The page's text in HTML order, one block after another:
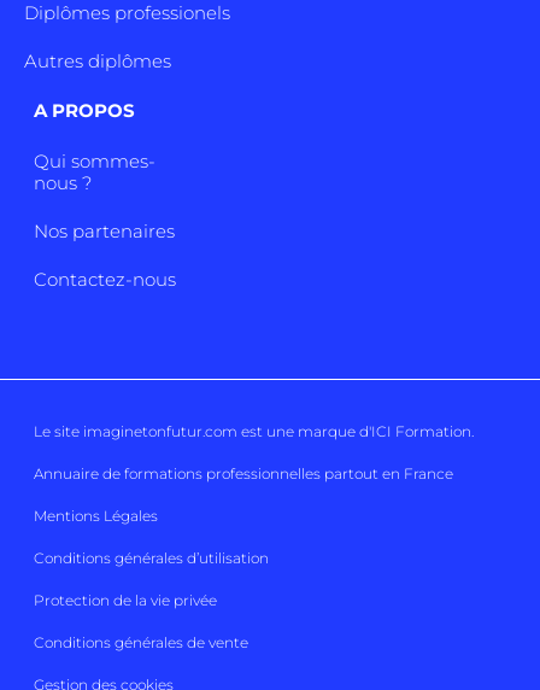
Diplômes professionels
Autres diplômes
A PROPOS
Qui sommes-
nous ?
Nos partenaires
Contactez-nous
Le site imaginetonfutur.com est une marque d'ICI Formation.
Annuaire de formations professionnelles partout en France
Mentions Légales
Conditions générales d’utilisation
Protection de la vie privée
Conditions générales de vente
Gestion des cookies